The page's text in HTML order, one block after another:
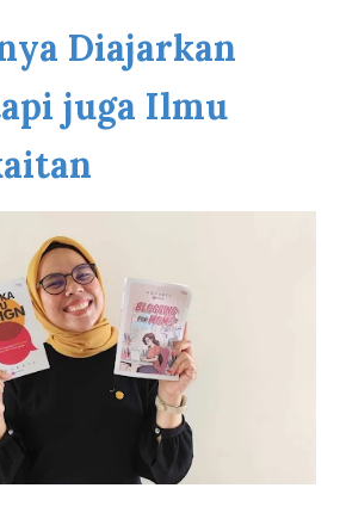
Diajarkan
juga Ilmu